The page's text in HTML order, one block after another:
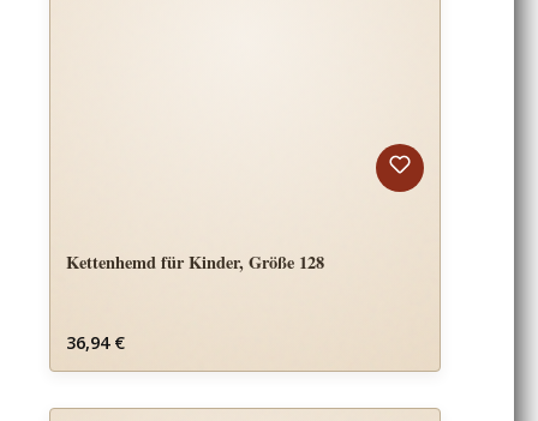
Kettenhemd für Kinder, Größe 128
Regulärer Preis:
36,94 €